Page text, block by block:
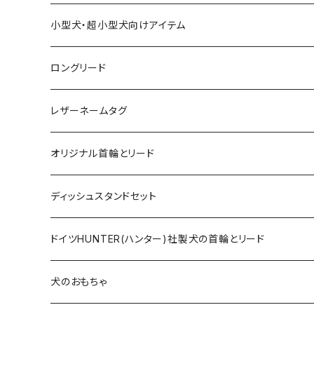
小型犬・超小型犬向けアイテム
ロングリード
オリジナル軽量ロングリード
オリジナルロングリード
レザーネームタグ
オリジナル首輪とリード
ロープとヌメ革の首輪とリード
ヌメ革の首輪とリード
アニリンレザーの首輪とリード
ディッシュスタンドセット
無垢の木とステンレスのディッシュスタンドセット
超小型犬〜中型犬サイズ
無垢の木と陶器のディッシュスタンドセット
ドイツHUNTER(ハンター)社製犬の首輪とリード
HUNTER(ハンター）社製首輪
犬のおもちゃ